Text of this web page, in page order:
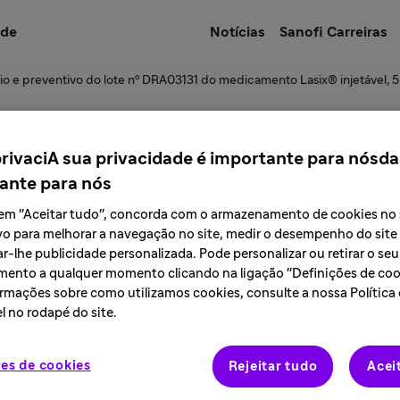
Notícias Sanofi Carreiras
e preventivo do lote nº DRA03131 do medicamento Lasix® injetável,
a
- Sanofi no Brasil
sua privacidade é importante para
para nós
"Aceitar tudo", concorda com o armazenamento de cookies no
para melhorar a navegação no site, medir o desempenho do site
lhe publicidade personalizada. Pode personalizar ou retirar o seu
a qualquer momento clicando na ligação "Definições de
sobre como utilizamos cookies, consulte a nossa Política
no rodapé do site.
de cookies Rejeitar tudo